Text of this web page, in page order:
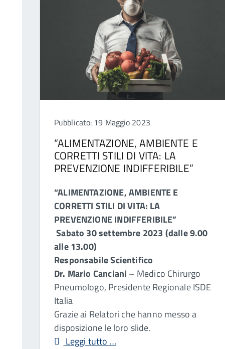
Pubblicato: 19 Maggio 2023
“ALIMENTAZIONE, AMBIENTE E
CORRETTI STILI DI VITA: LA
PREVENZIONE INDIFFERIBILE”
“ALIMENTAZIONE, AMBIENTE E
CORRETTI STILI DI VITA: LA
PREVENZIONE INDIFFERIBILE”
Sabato 30 settembre 2023 (dalle 9.00
alle 13.00)
Responsabile Scientifico
Dr. Mario Canciani – Medico Chirurgo
Pneumologo, Presidente Regionale ISDE
Italia
Grazie ai Relatori che hanno messo a
disposizione le loro slide.
Leggi tutto …